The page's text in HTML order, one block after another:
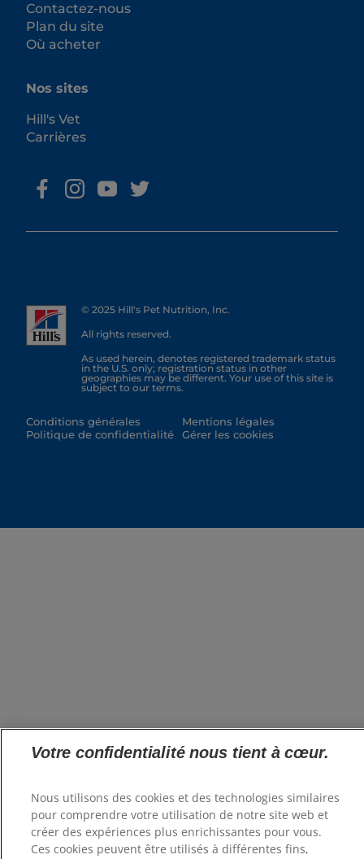
Contactez-nous
Plan du site
Où acheter
Nos sites
Hill's Vet
Carrières
© 2025 Hill's Pet Nutrition, Inc.
All rights reserved.
As used herein, denotes registered trademark status
in the U.S. only; registration status in other
geographies may be different. Your use of this site is
subject to our terms.
Conditions générales
Politique de confidentialité
Mentions légales
Gérer les cookies
Votre confidentialité nous tient à cœur.
Nous utilisons des cookies et des technologies similaires
pour comprendre votre utilisation de notre site web et
créer des expériences plus enrichissantes pour vous.
Ces cookies peuvent être utilisés à différentes fins,